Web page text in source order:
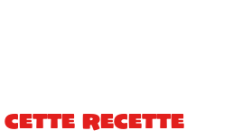
recette